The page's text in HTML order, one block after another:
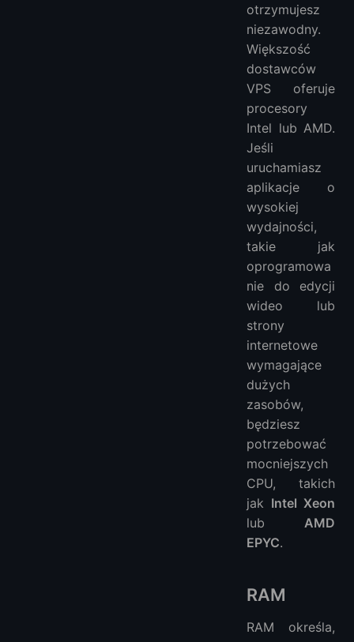
otrzymujesz
niezawodny.
Większość
dostawców
VPS oferuje
procesory
Intel lub AMD.
Jeśli
uruchamiasz
aplikacje o
wysokiej
wydajności,
takie jak
oprogramowa
nie do edycji
wideo lub
strony
internetowe
wymagające
dużych
zasobów,
będziesz
potrzebować
mocniejszych
CPU, takich
jak Intel Xeon
lub AMD
EPYC.
RAM
RAM określa,